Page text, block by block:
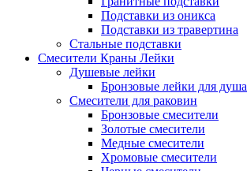
Подставки из оникса
Подставки из травертина
Стальные подставки
Смесители Краны Лейки
Душевые лейки
Бронзовые лейки для душа
Смесители для раковин
Бронзовые смесители
Золотые смесители
Медные смесители
Хромовые смесители